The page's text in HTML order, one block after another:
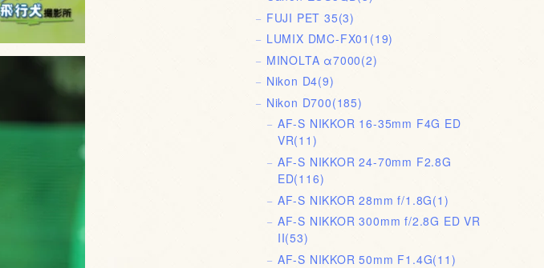
FUJI PET 35(3)
LUMIX DMC-FX01 (19)
MINOLTA α7000(2)
Nikon D4(9)
Nikon D700(185)
AF-S NIKKOR 16-35mm F4G ED
VR(11)
AF-S NIKKOR 24-70mm F2.8G
ED(116)
AF-S NIKKOR 28mm f/1.8G(1)
AF-S NIKKOR 300mm f/2.8G ED VR
II(53)
AF-S NIKKOR 50mm F1.4G(11)